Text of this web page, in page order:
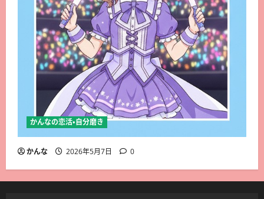
かんなの恋活・自分磨き
かんな 2026年5月7日 0